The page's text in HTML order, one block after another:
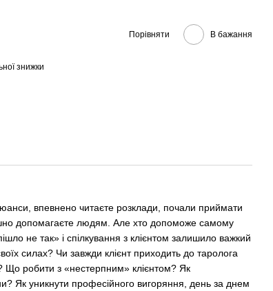
Порівняти В бажання
знижки
впевнено читаєте розклади, почали приймати
допомагаєте людям. Але хто допоможе самому
не так» і спілкування з клієнтом залишило важкий
силах? Чи завжди клієнт приходить до таролога
робити з «нестерпним» клієнтом? Як
Як уникнути професійного вигоряння, день за днем